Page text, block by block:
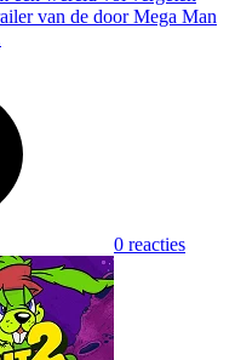
van de door Mega Man
0 reacties